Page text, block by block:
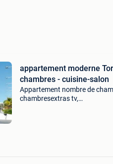
appartement moderne
chambres - cuisine-salon
Appartement nombre de
chambresextras tv,